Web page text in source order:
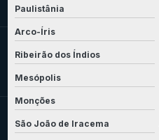
Paulistânia
Arco-Íris
Ribeirão dos Índios
Mesópolis
Monções
São João de Iracema